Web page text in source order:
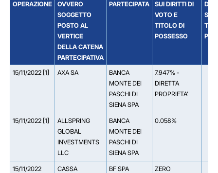
OPERAZIONE
OVVERO
SOGGETTO
POSTO AL
VERTICE
DELLA CATENA
PARTECIPATIVA
PARTECIPATA
SUI DIRITTI DI
VOTO E
TITOLO DI
POSSESSO
DAL
15/11/2022 [1] AXA SA
BANCA
MONTE DEI
PASCHI DI
SIENA SPA
7.947% -
DIRETTA
PROPRIETA'
15/11/2022 [1]
ALLSPRING
GLOBAL
INVESTMENTS
LLC
BANCA
MONTE DEI
PASCHI DI
SIENA SPA
0.058%
15/11/2022
CASSA
BF SPA ZERO